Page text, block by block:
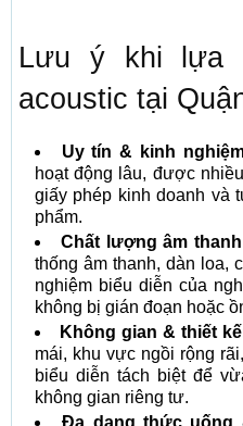
Lưu ý khi lựa
acoustic tại
Uy tín & kinh
hoạt động lâu, được
giấy phép kinh doanh và
phẩm.
Chất lượng âm
thống âm thanh, dàn loa,
nghiệm biểu diễn của
không bị gián đoạn hoặc
Không gian & thiết
mái, khu vực ngồi rộng
biểu diễn tách biệt để
không gian riêng tư.
Đa dạng thức uống